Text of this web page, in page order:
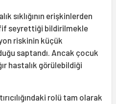
sıklığının erişkinlerden
seyrettiği bildirilmekle
riskinin küçük
saptandı. Ancak çocuk
hastalık görülebildiği
rolü tam olarak